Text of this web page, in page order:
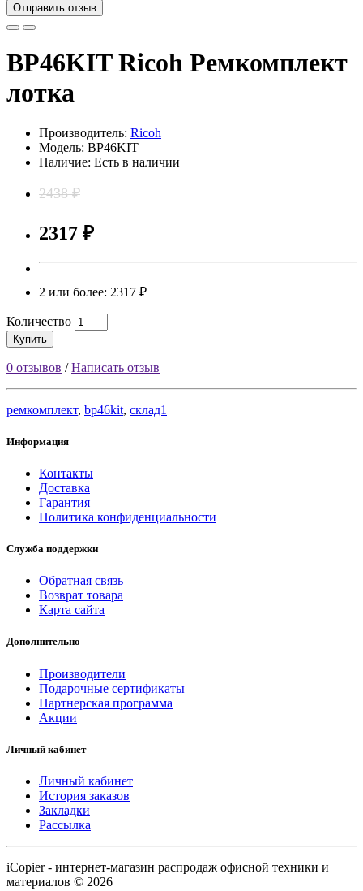
Отправить отзыв
BP46KIT Ricoh Ремкомплект
лотка
Производитель: Ricoh
Модель: BP46KIT
Наличие: Есть в наличии
2438 ₽
2317 ₽
2 или более: 2317 ₽
Количество
Купить
0 отзывов /Написать отзыв
ремкомплект, bp46kit, склад1
Информация
Контакты
Доставка
Гарантия
Политика конфиденциальности
Служба поддержки
Обратная связь
Возврат товара
Карта сайта
Дополнительно
Производители
Подарочные сертификаты
Партнерская программа
Акции
Личный кабинет
Личный кабинет
История заказов
Закладки
Рассылка
iCopier - интернет-магазин распродаж офисной техники и
материалов © 2026